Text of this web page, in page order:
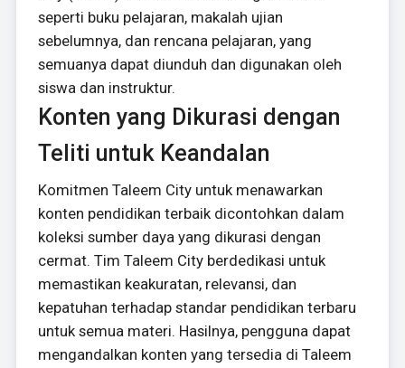
seperti buku pelajaran, makalah ujian
sebelumnya, dan rencana pelajaran, yang
semuanya dapat diunduh dan digunakan oleh
siswa dan instruktur.
Konten yang Dikurasi dengan
Teliti untuk Keandalan
Komitmen Taleem City untuk menawarkan
konten pendidikan terbaik dicontohkan dalam
koleksi sumber daya yang dikurasi dengan
cermat. Tim Taleem City berdedikasi untuk
memastikan keakuratan, relevansi, dan
kepatuhan terhadap standar pendidikan terbaru
untuk semua materi. Hasilnya, pengguna dapat
mengandalkan konten yang tersedia di Taleem